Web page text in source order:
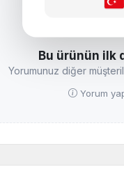
Bu ürünün ilk
Yorumunuz diğer
Yorum